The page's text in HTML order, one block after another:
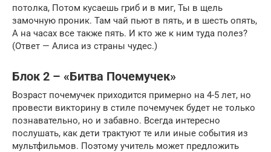
потолка, Потом кусаешь гриб и в миг, Ты в щель
замочную проник. Там чай пьют в пять, и в шесть опять,
А на часах все также пять. И кто же к ним туда полез?
(Ответ — Алиса из страны чудес.)
Блок 2 – «Битва Почемучек»
Возраст почемучек приходится примерно на 4-5 лет, но
провести викторину в стиле почемучек будет не только
познавательно, но и забавно. Всегда интересно
послушать, как дети трактуют те или иные события из
мультфильмов. Поэтому учитель может предложить